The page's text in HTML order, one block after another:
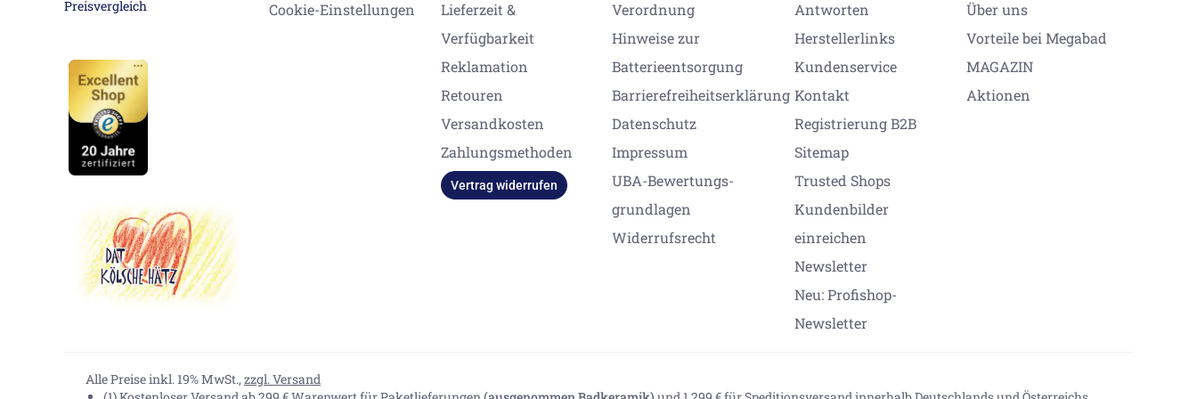
Cookie-Einstellungen
Lieferzeit &
Verfügbarkeit
Reklamation
Retouren
Versandkosten
Zahlungsmethoden
Vertrag widerrufen
Verordnung
Hinweise zur
Batterieentsorgung
Barrierefreiheitserklärung
Datenschutz
Impressum
UBA-Bewertungs-
grundlagen
Widerrufsrecht
Antworten
Herstellerlinks
Kundenservice
Kontakt
Registrierung B2B
Sitemap
Trusted Shops
Kundenbilder
einreichen
Newsletter
Neu: Profishop-
Newsletter
Über uns
Vorteile bei Megabad
MAGAZIN
Aktionen
Alle Preise inkl. 19% MwSt., zzgl. Versand